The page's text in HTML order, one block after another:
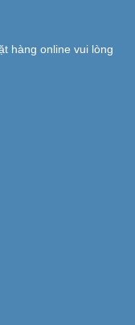
hàng online vui lòng